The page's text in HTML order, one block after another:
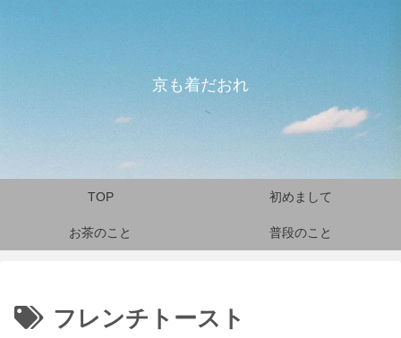
京も着だおれ
TOP 初めまして
お茶のこと 普段のこと
フレンチトースト